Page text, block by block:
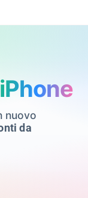
iPhone
nuovo
da